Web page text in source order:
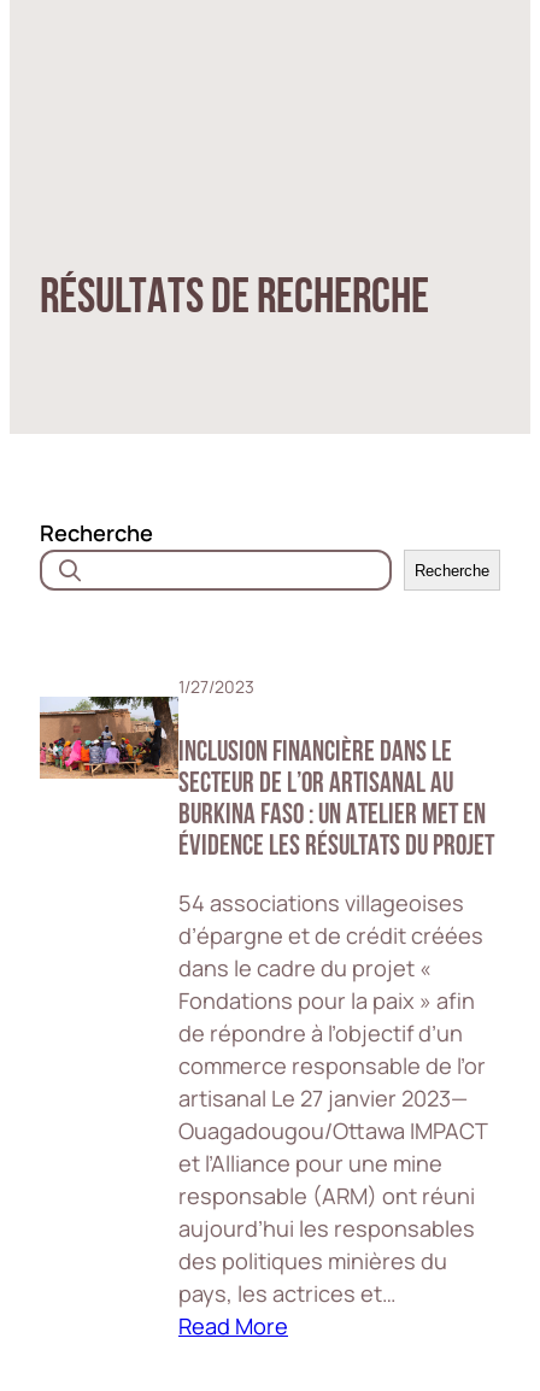
RÉSULTATS DE RECHERCHE
Recherche
Recherche
1/27/2023
INCLUSION FINANCIÈRE DANS LE
SECTEUR DE L’OR ARTISANAL AU
BURKINA FASO : UN ATELIER MET EN
ÉVIDENCE LES RÉSULTATS DU PROJET
54 associations villageoises
d’épargne et de crédit créées
dans le cadre du projet «
Fondations pour la paix » afin
de répondre à l’objectif d’un
commerce responsable de l’or
artisanal Le 27 janvier 2023—
Ouagadougou/Ottawa IMPACT
et l’Alliance pour une mine
responsable (ARM) ont réuni
aujourd’hui les responsables
des politiques minières du
pays, les actrices et…
Read More